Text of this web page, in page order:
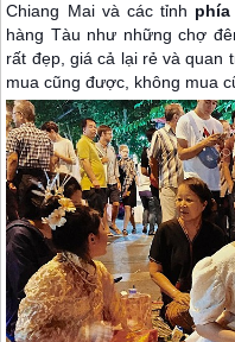
Chiang Mai và các tỉnh
hàng Tàu như những chợ
rất đẹp, giá cả lại rẻ và quan
mua cũng được, không mua